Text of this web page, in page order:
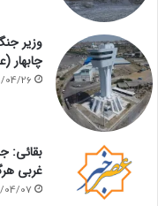
وزیر
04/26
بقائی:
غربی
04/07